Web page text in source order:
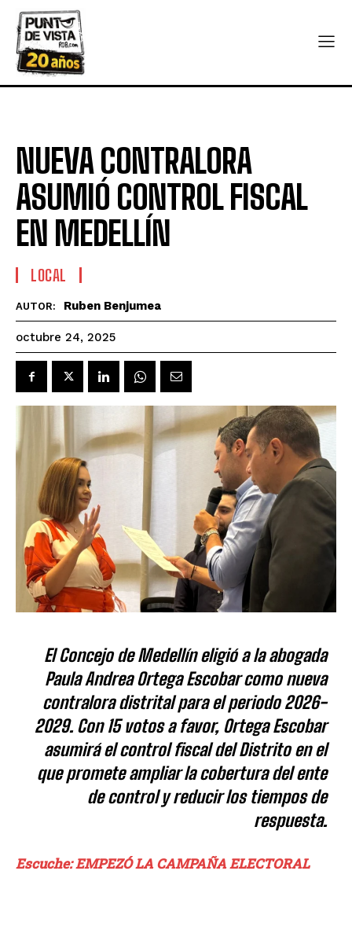
NUEVA CONTRALORA
ASUMIÓ CONTROL FISCAL
EN MEDELLÍN
LOCAL
AUTOR: Ruben Benjumea
octubre 24, 2025
El Concejo de Medellín eligió a la abogada
Paula Andrea Ortega Escobar como nueva
contralora distrital para el periodo 2026-
2029. Con 15 votos a favor, Ortega Escobar
asumirá el control fiscal del Distrito en el
que promete ampliar la cobertura del ente
de control y reducir los tiempos de
respuesta.
Escuche: EMPEZÓ LA CAMPAÑA ELECTORAL